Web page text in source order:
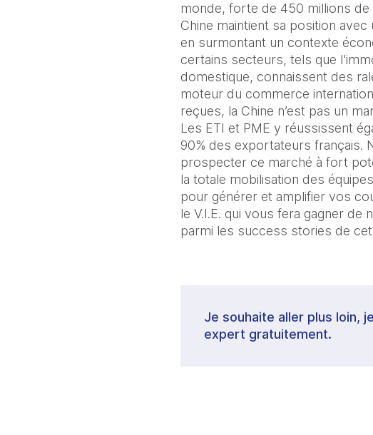
monde, forte de 450 millions
Chine maintient sa position
en surmontant un contexte
certains secteurs, tels que
domestique, connaissent des
moteur du commerce
reçues, la Chine n’est pas un
Les ETI et PME y réussissent
90% des exportateurs français.
prospecter ce marché à fort
la totale mobilisation des
pour générer et amplifier vos
le V.I.E. qui vous fera gagner
parmi les success stories de
Je souhaite aller plus loin,
expert gratuitement.